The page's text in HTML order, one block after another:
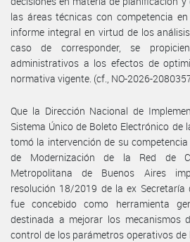
las áreas técnicas con competencia
informe integral en virtud de los
caso de corresponder, se
administrativos a los efectos de
normativa vigente. (cf., NO-2026-
Que la Dirección Nacional de
Sistema Único de Boleto Electrónico de
tomó la intervención de su
de Modernización de la Red de
Metropolitana de Buenos Aires
resolución 18/2019 de la ex Secretaría
fue concebido como herramienta
destinada a mejorar los mecanismos
control de los parámetros operativos